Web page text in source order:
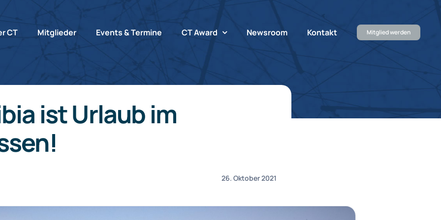
CT Mitglieder Events & Termine CT Award Newsroom Kontakt Mitglied werden
ist Urlaub im
26. Oktober 2021